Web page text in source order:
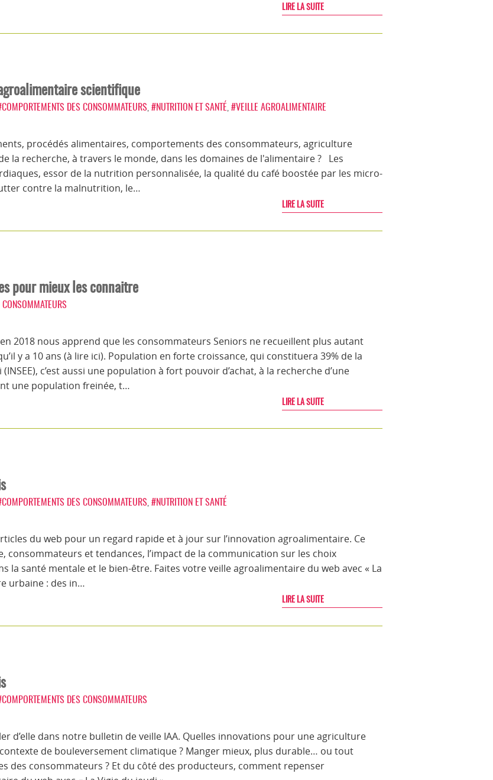
LIRE LA SUITE
scientifique
DES CONSOMMATEURS #NUTRITION ET SANTÉ #VEILLE AGROALIMENTAIRE
procédés alimentaires, comportements des consommateurs, agriculture
la recherche, à travers le monde, dans les domaines de l'alimentaire ? Les
essor de la nutrition personnalisée, la qualité du café boostée par les micro-
contre la malnutrition, le…
LIRE LA SUITE
pour mieux les connaitre
2018 nous apprend que les consommateurs Seniors ne recueillent plus autant
y a 10 ans (à lire ici). Population en forte croissance, qui constituera 39% de la
c’est aussi une population à fort pouvoir d’achat, à la recherche d’une
une population freinée, t…
LIRE LA SUITE
DES CONSOMMATEURS #NUTRITION ET SANTÉ
du web pour un regard rapide et à jour sur l’innovation agroalimentaire. Ce
consommateurs et tendances, l’impact de la communication sur les choix
la santé mentale et le bien-être. Faites votre veille agroalimentaire du web avec « La
urbaine : des in…
LIRE LA SUITE
DES CONSOMMATEURS
d’elle dans notre bulletin de veille IAA. Quelles innovations pour une agriculture
de bouleversement climatique ? Manger mieux, plus durable… ou tout
des consommateurs ? Et du côté des producteurs, comment repenser